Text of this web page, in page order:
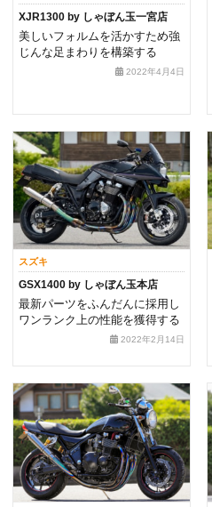
XJR1300 by しゃぼん玉一宮店
美しいフォルムを活かすため強
じんな足まわりを構築する
2022年4月4日
スズキ
GSX1400 by しゃぼん玉本店
最新パーツをふんだんに採用し
ワンランク上の性能を獲得する
2022年2月14日